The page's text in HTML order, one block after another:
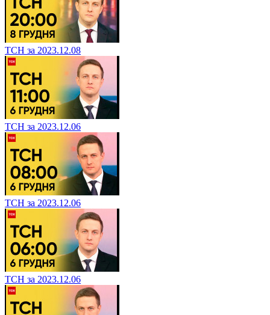
ТСН за 2023.12.08
ТСН за 2023.12.06
ТСН за 2023.12.06
ТСН за 2023.12.06